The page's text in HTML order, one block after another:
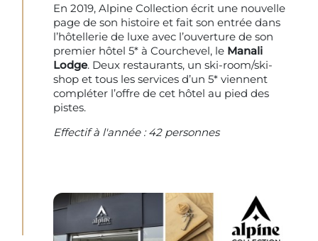
En 2019, Alpine Collection écrit une nouvelle
page de son histoire et fait son entrée dans
l’hôtellerie de luxe avec l’ouverture de son
premier hôtel 5* à Courchevel, le Manali
Lodge. Deux restaurants, un ski-room/ski-
shop et tous les services d’un 5* viennent
compléter l’offre de cet hôtel au pied des
pistes.
Effectif à l'année : 42 personnes